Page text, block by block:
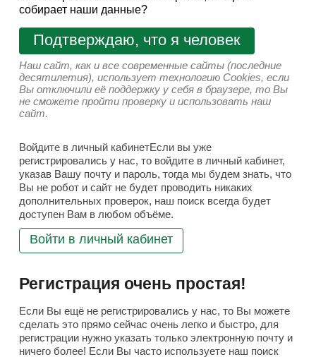
собирает наши данные?
Подтверждаю, что я человек
Наш сайт, как и все современные сайты (последние
десятилетия), использует технологию Cookies, если
Вы отключили её поддержку у себя в браузере, то Вы
не сможете пройти проверку и использовать наш
сайт.
Войдите в личный кабинетЕсли вы уже
регистрировались у нас, то войдите в личный кабинет,
указав Вашу почту и пароль, тогда мы будем знать, что
Вы не робот и сайт не будет проводить никаких
дополнительных проверок, наш поиск всегда будет
доступен Вам в любом объёме.
Войти в личный кабинет
Регистрация очень простая!
Если Вы ещё не регистрировались у нас, то Вы можете
сделать это прямо сейчас очень легко и быстро, для
регистрации нужно указать только электронную почту и
ничего более! Если Вы часто используете наш поиск